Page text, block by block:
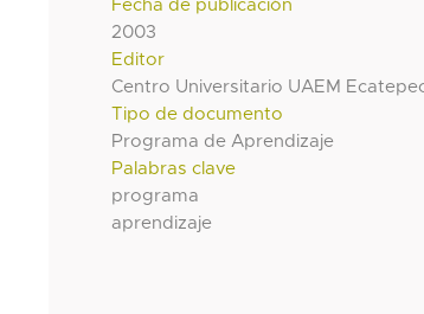
Fecha de publicación
2003
Editor
Centro Universitario UAEM
Tipo de documento
Programa de Aprendizaje
Palabras clave
programa
aprendizaje